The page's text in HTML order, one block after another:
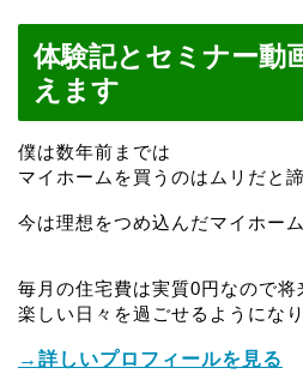
体験記とセミナー動
えます
僕は数年前までは
マイホームを買うのはムリだと
今は理想をつめ込んだマイホー
毎月の住宅費は実質0円なので将
楽しい日々を過ごせるようになり
→詳しいプロフィールを見る